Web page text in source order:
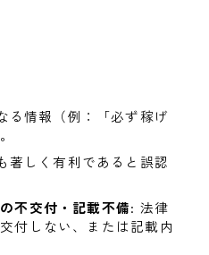
る情報（例：「必ず稼げ
著しく有利であると誤認
不交付・記載不備: 法律
付しない、または記載内